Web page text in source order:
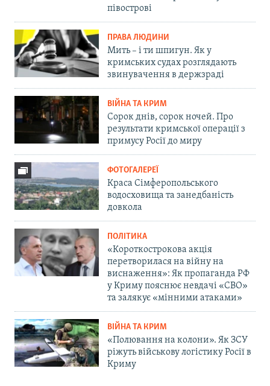
півострові
ПРАВА ЛЮДИНИ
Мить – і ти шпигун. Як у
кримських судах розглядають
звинувачення в держзраді
ВІЙНА ТА КРИМ
Сорок днів, сорок ночей. Про
результати кримської операції з
примусу Росії до миру
ФОТОГАЛЕРЕЇ
Краса Сімферопольського
водосховища та занедбаність
довкола
ПОЛІТИКА
«Короткострокова акція
перетворилася на війну на
виснаження»: Як пропаганда РФ
у Криму пояснює невдачі «СВО»
та залякує «мінними атаками»
ВІЙНА ТА КРИМ
«Полювання на колони». Як ЗСУ
ріжуть військову логістику Росії в
Криму